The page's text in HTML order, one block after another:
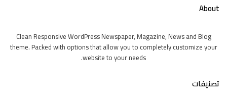
About
Clean Responsive WordPress Newspaper, Magazine, News and Blog
theme. Packed with options that allow you to completely customize your
website to your needs.
تصنيفات